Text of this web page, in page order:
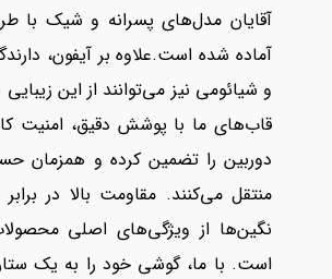
آقایان مدل‌های پسرانه و شیک با
آماده شده است.علاوه بر آیفون،
و شیائومی نیز می‌توانند از این
قاب‌های ما با پوشش دقیق، امنیت
دوربین را تضمین کرده و همزمان
منتقل می‌کنند. مقاومت بالا در
نگین‌ها از ویژگی‌های اصلی
است. با ما، گوشی خود را به یک